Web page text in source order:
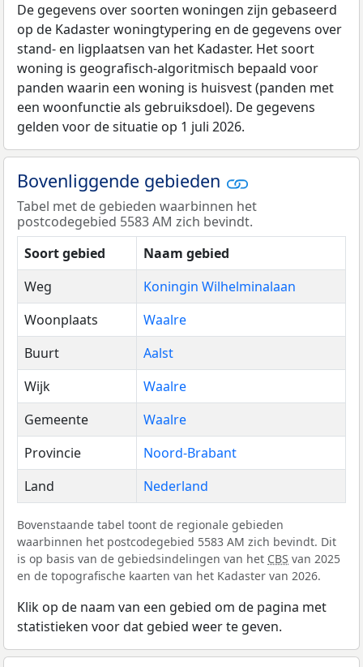
De gegevens over soorten woningen zijn gebaseerd
op de Kadaster woningtypering en de gegevens over
stand- en ligplaatsen van het Kadaster. Het soort
woning is geografisch-algoritmisch bepaald voor
panden waarin een woning is huisvest (panden met
een woonfunctie als gebruiksdoel). De gegevens
gelden voor de situatie op 1 juli 2026.
Bovenliggende gebieden
Tabel met de gebieden waarbinnen het
postcodegebied 5583 AM zich bevindt.
Soort gebied
Naam gebied
Weg
Koningin Wilhelminalaan
Woonplaats
Waalre
Buurt
Aalst
Wijk
Waalre
Gemeente
Waalre
Provincie
Noord-Brabant
Land
Nederland
Bovenstaande tabel toont de regionale gebieden
waarbinnen het postcodegebied 5583 AM zich bevindt. Dit
is op basis van de gebiedsindelingen van het CBS van 2025
en de topografische kaarten van het Kadaster van 2026.
Klik op de naam van een gebied om de pagina met
statistieken voor dat gebied weer te geven.